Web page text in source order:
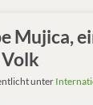
Mujica,
unter